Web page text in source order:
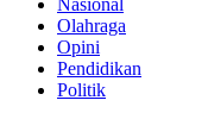
Nasional
Olahraga
Opini
Pendidikan
Politik